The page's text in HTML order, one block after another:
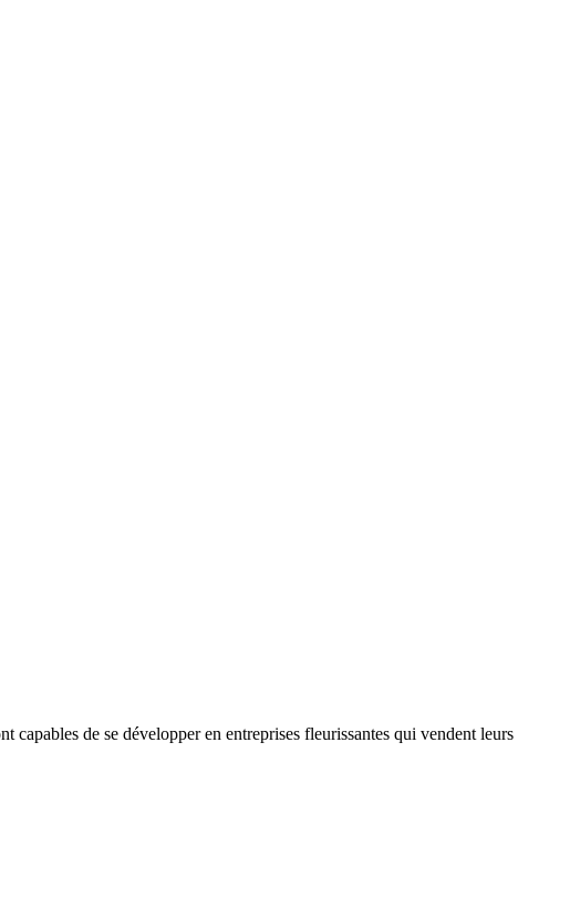
capables de se développer en entreprises fleurissantes qui vendent leurs